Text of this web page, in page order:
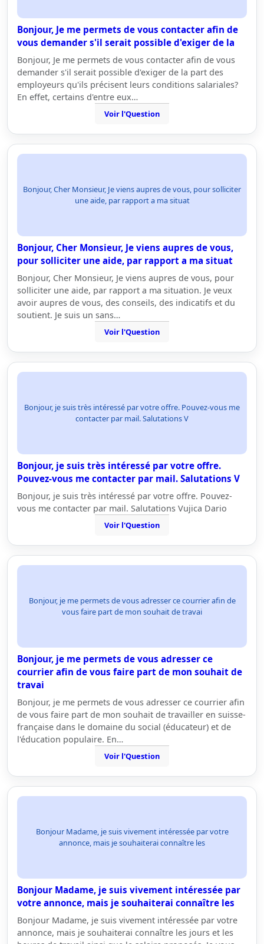
Bonjour, Je me permets de vous contacter afin de
vous demander s'il serait possible d'exiger de la
Bonjour, Je me permets de vous contacter afin de vous
demander s'il serait possible d'exiger de la part des
employeurs qu'ils précisent leurs conditions salariales?
En effet, certains d'entre eux…
Voir l'Question
Bonjour, Cher Monsieur, Je viens aupres de vous, pour solliciter
une aide, par rapport a ma situat
Bonjour, Cher Monsieur, Je viens aupres de vous,
pour solliciter une aide, par rapport a ma situat
Bonjour, Cher Monsieur, Je viens aupres de vous, pour
solliciter une aide, par rapport a ma situation. Je veux
avoir aupres de vous, des conseils, des indicatifs et du
soutient. Je suis un sans…
Voir l'Question
Bonjour, je suis très intéressé par votre offre. Pouvez-vous me
contacter par mail. Salutations V
Bonjour, je suis très intéressé par votre offre.
Pouvez-vous me contacter par mail. Salutations V
Bonjour, je suis très intéressé par votre offre. Pouvez-
vous me contacter par mail. Salutations Vujica Dario
Voir l'Question
Bonjour, je me permets de vous adresser ce courrier afin de
vous faire part de mon souhait de travai
Bonjour, je me permets de vous adresser ce
courrier afin de vous faire part de mon souhait de
travai
Bonjour, je me permets de vous adresser ce courrier afin
de vous faire part de mon souhait de travailler en suisse-
française dans le domaine du social (éducateur) et de
l'éducation populaire. En…
Voir l'Question
Bonjour Madame, je suis vivement intéressée par votre
annonce, mais je souhaiterai connaître les
Bonjour Madame, je suis vivement intéressée par
votre annonce, mais je souhaiterai connaître les
Bonjour Madame, je suis vivement intéressée par votre
annonce, mais je souhaiterai connaître les jours et les